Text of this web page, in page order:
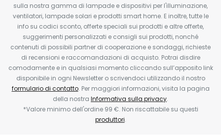
sulla nostra gamma di lampade e dispositivi per l'illuminazione,
ventilatori, lampade solari e prodotti smart home. E inoltre, tutte le
info su codici sconto, offerte speciali sui prodotti e altre offerte,
suggerimenti personalizzati e consigli sui prodotti, nonché
contenuti di possibili partner di cooperazione e sondaggi, richieste
di recensioni e raccomandazioni di acquisto. Potrai disdire
comodamente e in qualsiasi momento cliccando sull’apposito link
disponibile in ogni Newsletter o scrivendoci utilizzando il nostro
formulario di contatto. Per maggiori informazioni, visita la pagina
della nostra Informativa sulla privacy.
*Valore minimo dell'ordine 99 €. Non riscattabile su questi
produttori.